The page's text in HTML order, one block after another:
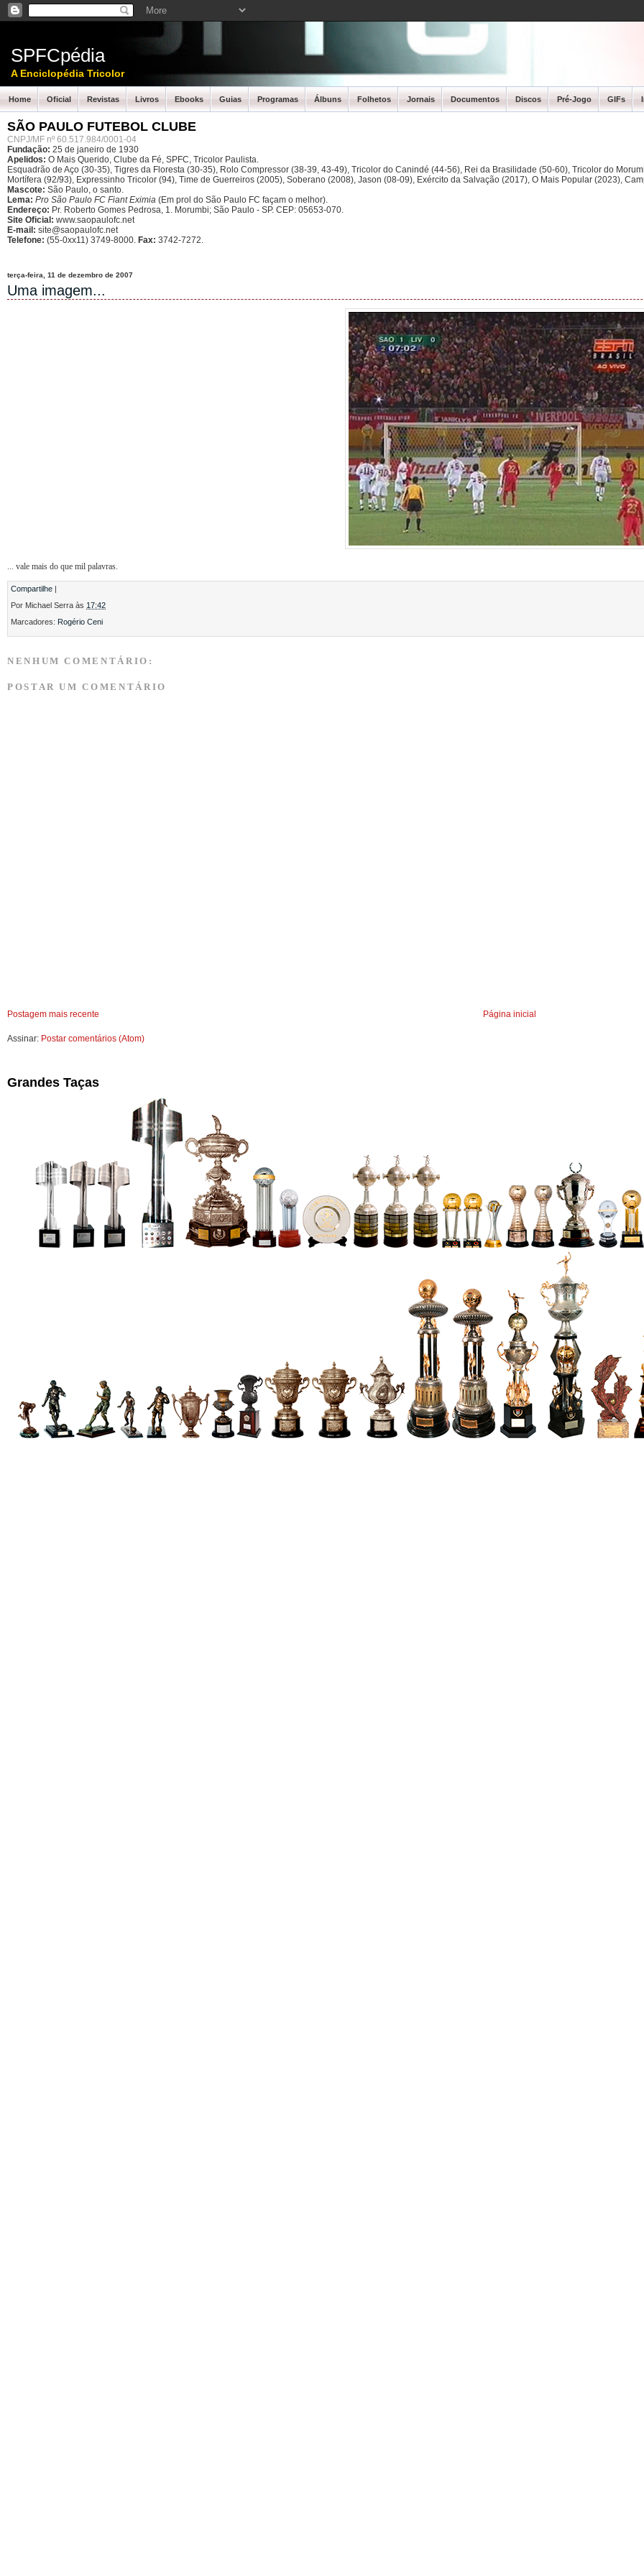
SPFCpédia
A Enciclopédia Tricolor
Home Oficial Revistas Livros Ebooks Guias Programas Álbuns Folhetos Jornais Documentos Discos Pré-Jogo GIFs
SÃO PAULO FUTEBOL CLUBE
CNPJ/MF nº 60.517.984/0001-04
Fundação: 25 de janeiro de 1930
Apelidos: O Mais Querido, Clube da Fé, SPFC, Tricolor Paulista.
Esquadrão de Aço (30-35), Tigres da Floresta (30-35), Rolo Compressor (38-39, 43-49), Tricolor do Canindé (44-56), Rei da Brasilidade (50-60), Tricolor do
Mortífera (92/93), Expressinho Tricolor (94), Time de Guerreiros (2005), Soberano (2008), Jason (08-09), Exército da Salvação (2017), O Mais Popular (2023),
Mascote: São Paulo, o santo.
Lema: Pro São Paulo FC Fiant Eximia (Em prol do São Paulo FC façam o melhor).
Endereço: Pr. Roberto Gomes Pedrosa, 1. Morumbi; São Paulo - SP. CEP: 05653-070.
Site Oficial: www.saopaulofc.net
E-mail: site@saopaulofc.net
Telefone: (55-0xx11) 3749-8000. Fax: 3742-7272.
terça-feira, 11 de dezembro de 2007
Uma imagem...
... vale mais do que mil palavras.
Compartilhe |
Por Michael Serra às 17:42
Marcadores: Rogério Ceni
NENHUM COMENTÁRIO:
POSTAR UM COMENTÁRIO
Postagem mais recente Página inicial
Assinar: Postar comentários (Atom)
Grandes Taças